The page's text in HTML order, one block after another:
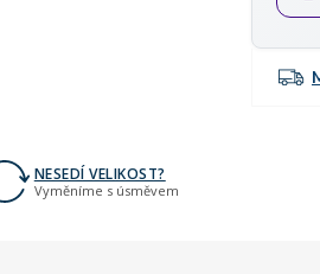
NESEDÍ VELIKOST?
Vyměníme s úsměvem